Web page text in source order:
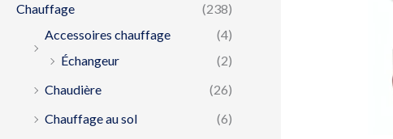
Chauffage
(238)
Accessoires chauffage
(4)
Échangeur
(2)
Chaudière
(26)
Chauffage au sol
(6)